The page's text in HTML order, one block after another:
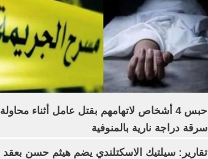
حبس 4 أشخاص لاتهامهم بقتل عامل أثناء محاولة
سرقة دراجة نارية بالمنوفية
تقارير: سيلتيك الاسكتلندي يضم هيثم حسن بعقد